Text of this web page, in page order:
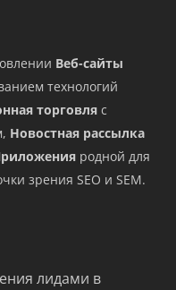
Веб-сайты
технологий
торговля с
Новостная рассылка
родной для
зрения SEO и SEM.
лидами в